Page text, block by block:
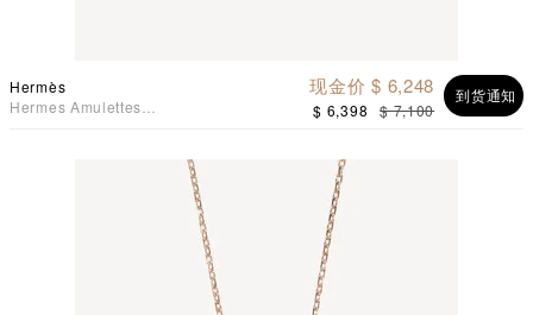
Hermès
Hermes Amulettes
到货通知
现金价 $ 6,248
$ 6,398 $ 7,100